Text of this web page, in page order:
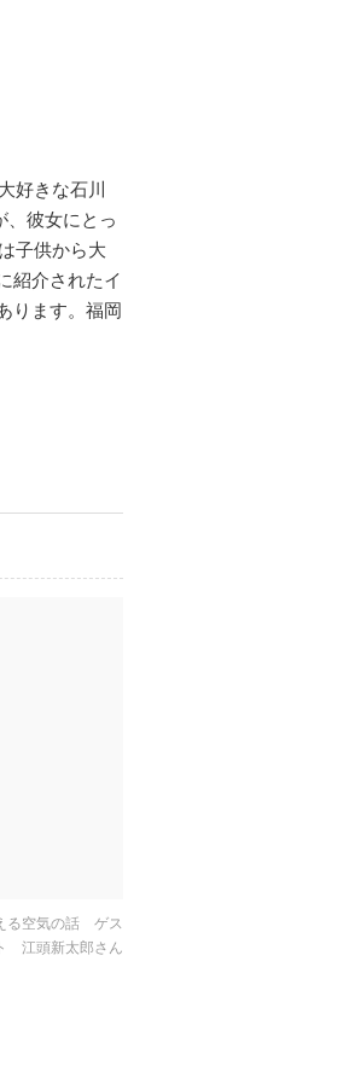
好きな石川
、彼女にとっ
子供から大
紹介されたイ
ります。福岡
る空気の話 ゲス
ト 江頭新太郎さん